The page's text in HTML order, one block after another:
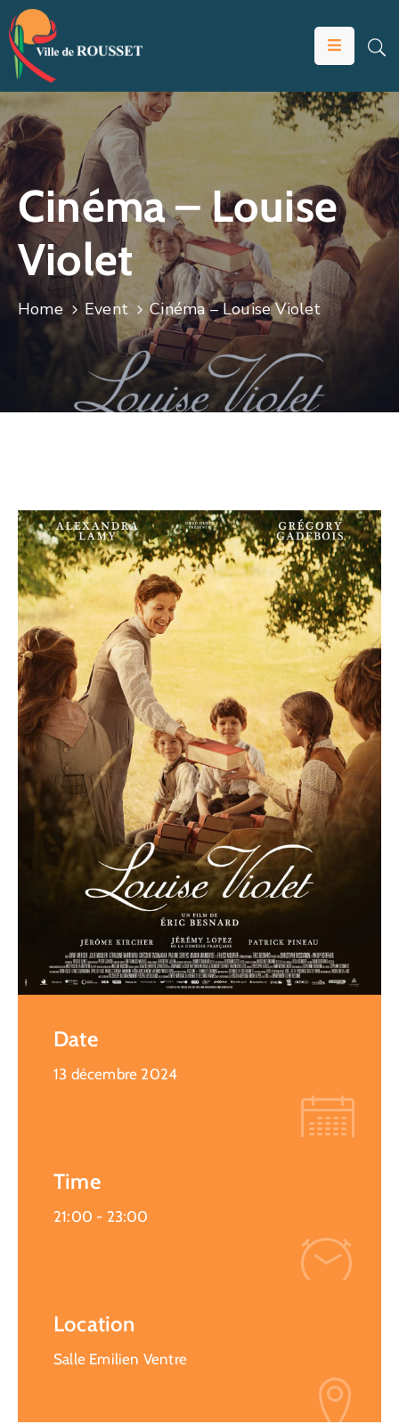
VOTRE
VIVRE
ROUSSET
ÉDUCATION
ET
JEUNESSE
SOLIDARITÉS
ÉCONOMIE
Cinéma – Louise
Violet
Home Event Cinéma – Louise Violet
Date
13 décembre 2024
Time
21:00 - 23:00
Location
Salle Emilien Ventre